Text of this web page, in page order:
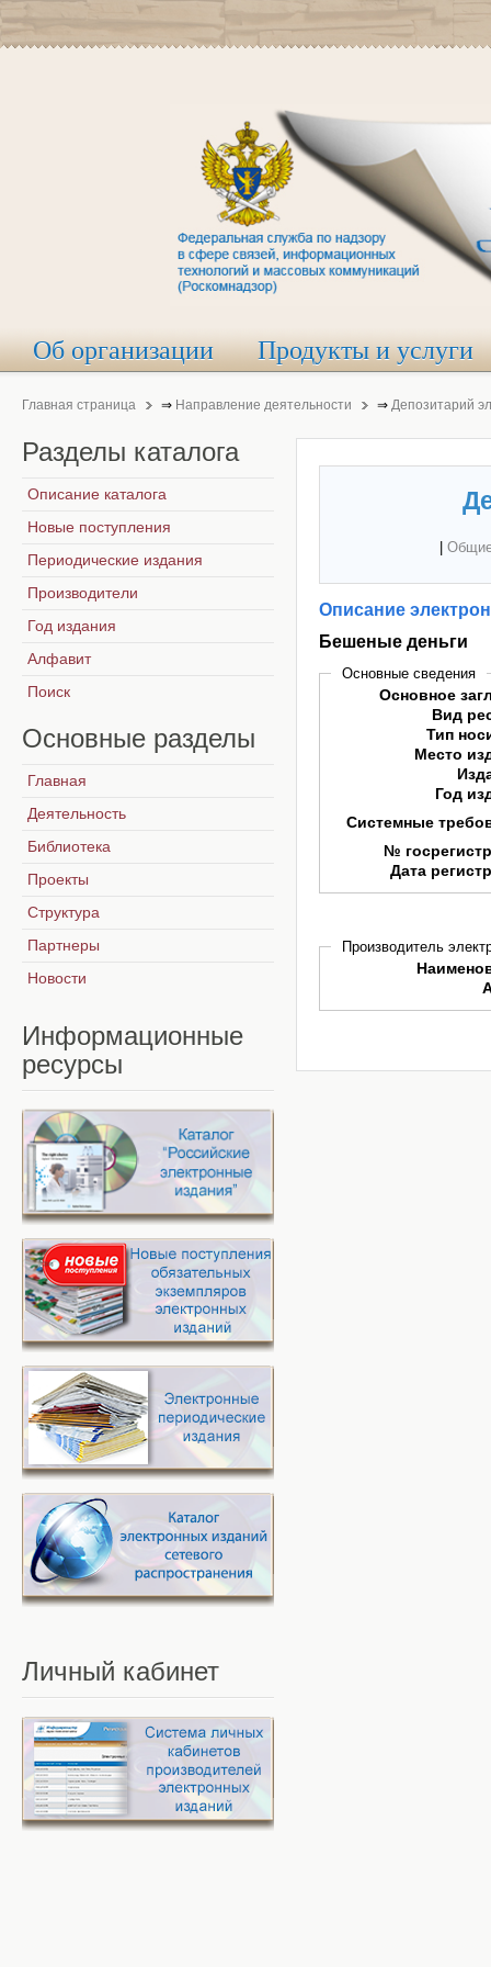
Об организации Продукты и услуги
Главная страница ⇒ Направление деятельности ⇒ Депозитарий
Описание
Бешеные деньги
Основные сведения
Основное
Вид
Тип
Место
Год
Системные
№
Дата
Производитель
Разделы каталога
Описание каталога
Новые поступления
Периодические издания
Производители
Год издания
Алфавит
Поиск
Основные разделы
Главная
Деятельность
Библиотека
Проекты
Структура
Партнеры
Новости
Информационные
ресурсы
Личный кабинет